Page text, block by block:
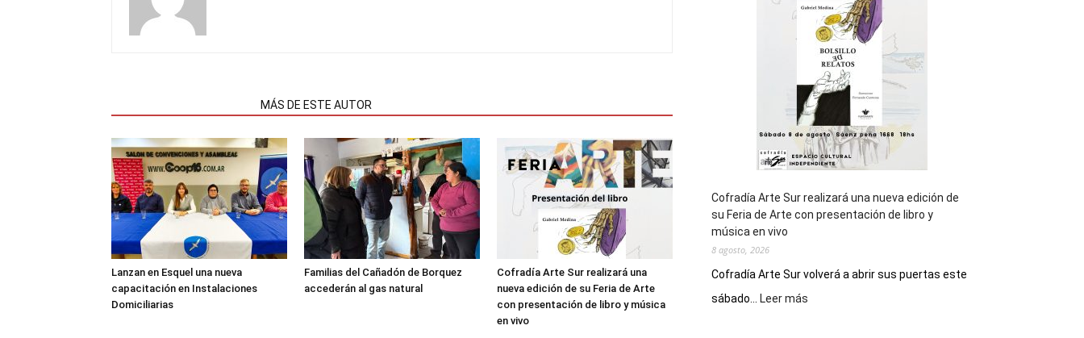
MÁS DE ESTE AUTOR
Lanzan en Esquel una nueva
capacitación en Instalaciones
Domiciliarias
Familias del Cañadón de Borquez
accederán al gas natural
Cofradía Arte Sur realizará una
nueva edición de su Feria de Arte
con presentación de libro y música
en vivo
de
los
Juegos
Epade
2027
Cofradía Arte Sur realizará una nueva edición de
su Feria de Arte con presentación de libro y
música en vivo
8 agosto, 2026
Cofradía Arte Sur volverá a abrir sus puertas este
sábado...
Leer más